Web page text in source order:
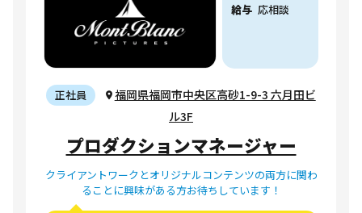
給与 応相談
正社員
福岡県福岡市中央区高砂1-9-3 六月田ビ
ル3F
プロダクションマネージャー
クライアントワークとオリジナルコンテンツの両方に関わ
ることに興味がある方お待ちしています！